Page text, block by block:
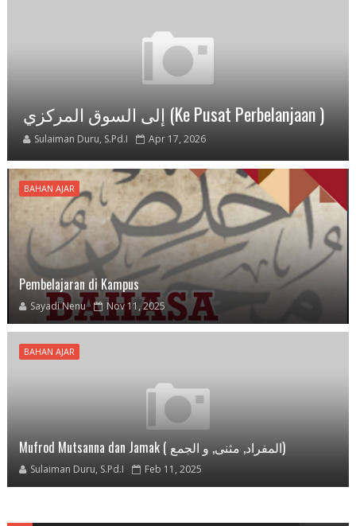
إلى السوق المركزي (Ke Pusat Perbelanjaan )
Sulaiman Duru, S.Pd.I Apr 17, 2026
BAHAN AJAR
Pembelajaran di Kampus
Sayadi Nenu Nov 11, 2025
BAHAN AJAR
Mufrod Mutsanna dan Jamak ( المفراد, مثنى, و الجمع)
Sulaiman Duru, S.Pd.I Feb 11, 2025